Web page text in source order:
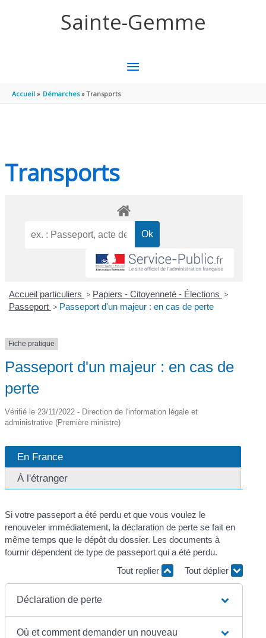
Sainte-Gemme
MENU
Accueil Démarches Transports
Transports
Accueil particuliers > Papiers - Citoyenneté - Élections >
Passeport > Passeport d'un majeur : en cas de perte
Fiche pratique
Passeport d'un majeur : en cas de
perte
Vérifié le 23/11/2022 - Direction de l'information légale et
administrative (Première ministre)
En France
À l'étranger
Si votre passeport a été perdu et que vous voulez le
renouveler immédiatement, la déclaration de perte se fait en
même temps que le dépôt du dossier. Les documents à
fournir dépendent de type de passeport qui a été perdu.
Tout replier
Tout déplier
Déclaration de perte
Où et comment demander un nouveau